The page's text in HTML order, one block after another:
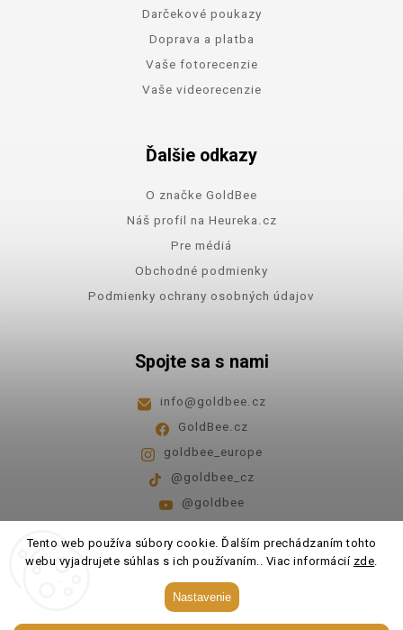
Tento web používa súbory cookie. Ďalším prechádzaním tohto
webu vyjadrujete súhlas s ich používaním.. Viac informácií zde.
Nastavenie
Darčekové poukazy
Doprava a platba
Vaše fotorecenzie
Vaše videorecenzie
Ďalšie odkazy
O značke GoldBee
Náš profil na Heureka.cz
Pre médiá
Obchodné podmienky
Podmienky ochrany osobných údajov
Spojte sa s nami
info@goldbee.cz
GoldBee.cz
goldbee_europe
@goldbee_cz
@goldbee
Pondelok - piatok 8:00-14:00
GoldBee. Všetky práva vyhradené.
Upraviť nastavenie cookies